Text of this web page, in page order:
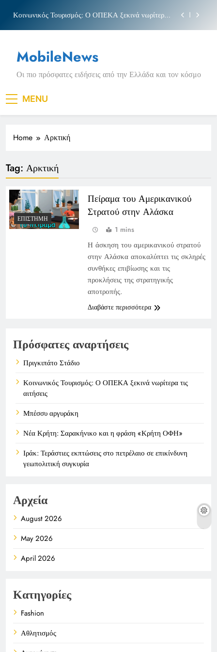
content
Κοινωνικός Τουρισμός: Ο ΟΠΕΚΑ ξεκινά νωρίτερα
Νέα Κρήτη: Σαρακήνικο και η φράση «Κρήτη
ΟΦΗ»
Πριγκιπάτο Στάδιο
Κοινωνικός Τουρισμός: Ο ΟΠΕΚΑ ξεκινά νωρίτερα
τις αιτήσεις
Μπέσσυ αργυράκη
Νέα Κρήτη: Σαρακήνικο και η φράση «Κρήτη
MobileNews
Οι πιο πρόσφατες ειδήσεις από την Ελλάδα και τον κόσμο
MENU
Home Αρκτική
Tag: Αρκτική
ΕΠΙΣΤΉΜΗ
Πείραμα του Αμερικανικού
Στρατού στην Αλάσκα
1 mins
Η άσκηση του αμερικανικού στρατού
στην Αλάσκα αποκαλύπτει τις σκληρές
συνθήκες επιβίωσης και τις
προκλήσεις της στρατηγικής
αποτροπής.
Διαβάστε περισσότερα
Πρόσφατες αναρτήσεις
Πριγκιπάτο Στάδιο
Κοινωνικός Τουρισμός: Ο ΟΠΕΚΑ ξεκινά νωρίτερα τις
αιτήσεις
Μπέσσυ αργυράκη
Νέα Κρήτη: Σαρακήνικο και η φράση «Κρήτη ΟΦΗ»
Ιράκ: Τεράστιες εκπτώσεις στο πετρέλαιο σε επικίνδυνη
γεωπολιτική συγκυρία
Αρχεία
August 2026
May 2026
April 2026
Κατηγορίες
Fashion
Αθλητισμός